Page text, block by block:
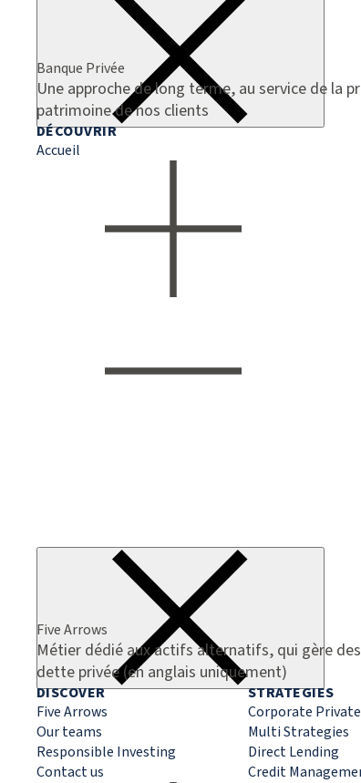
Banque Privée
Une approche de long terme, au service de la
patrimoine de nos clients
DÉCOUVRIR
Accueil
Five Arrows
Métier dédié aux actifs alternatifs, qui gère
dette privée (en anglais uniquement)
DISCOVER
Five Arrows
Our teams
Responsible Investing
Contact us
STRATEGIES
Corporate
Multi Strategies
Direct Lending
Credit